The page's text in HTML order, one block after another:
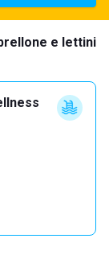
e lettini